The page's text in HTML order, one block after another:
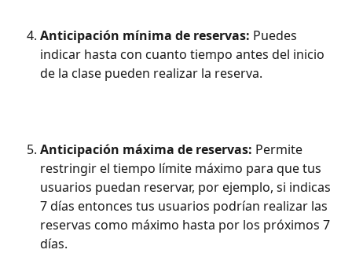
Anticipación mínima de reservas: Puedes
indicar hasta con cuanto tiempo antes del inicio
de la clase pueden realizar la reserva.
Anticipación máxima de reservas: Permite
restringir el tiempo límite máximo para que tus
usuarios puedan reservar, por ejemplo, si indicas
7 días entonces tus usuarios podrían realizar las
reservas como máximo hasta por los próximos 7
días.